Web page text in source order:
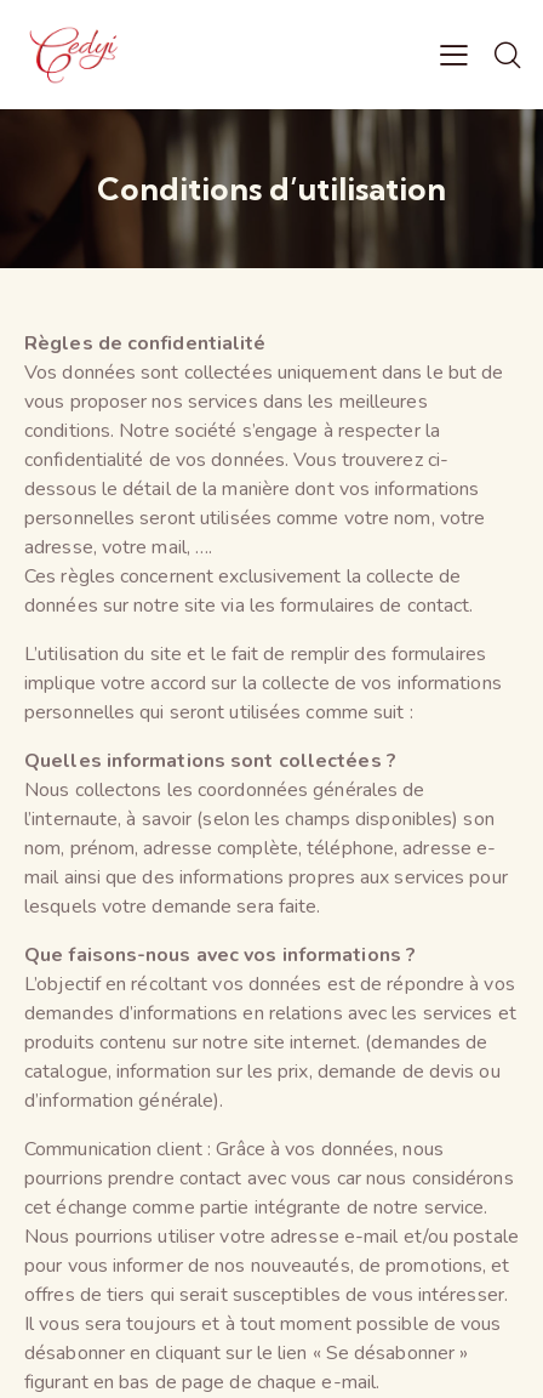
Conditions d’utilisation
Règles de confidentialité
Vos données sont collectées uniquement dans le but de
vous proposer nos services dans les meilleures
conditions. Notre société s’engage à respecter la
confidentialité de vos données. Vous trouverez ci-
dessous le détail de la manière dont vos informations
personnelles seront utilisées comme votre nom, votre
adresse, votre mail, ….
Ces règles concernent exclusivement la collecte de
données sur notre site via les formulaires de contact.
L’utilisation du site et le fait de remplir des formulaires
implique votre accord sur la collecte de vos informations
personnelles qui seront utilisées comme suit :
Quelles informations sont collectées ?
Nous collectons les coordonnées générales de
l’internaute, à savoir (selon les champs disponibles) son
nom, prénom, adresse complète, téléphone, adresse e-
mail ainsi que des informations propres aux services pour
lesquels votre demande sera faite.
Que faisons-nous avec vos informations ?
L’objectif en récoltant vos données est de répondre à vos
demandes d’informations en relations avec les services et
produits contenu sur notre site internet. (demandes de
catalogue, information sur les prix, demande de devis ou
d’information générale).
Communication client : Grâce à vos données, nous
pourrions prendre contact avec vous car nous considérons
cet échange comme partie intégrante de notre service.
Nous pourrions utiliser votre adresse e-mail et/ou postale
pour vous informer de nos nouveautés, de promotions, et
offres de tiers qui serait susceptibles de vous intéresser.
Il vous sera toujours et à tout moment possible de vous
désabonner en cliquant sur le lien « Se désabonner »
figurant en bas de page de chaque e-mail.